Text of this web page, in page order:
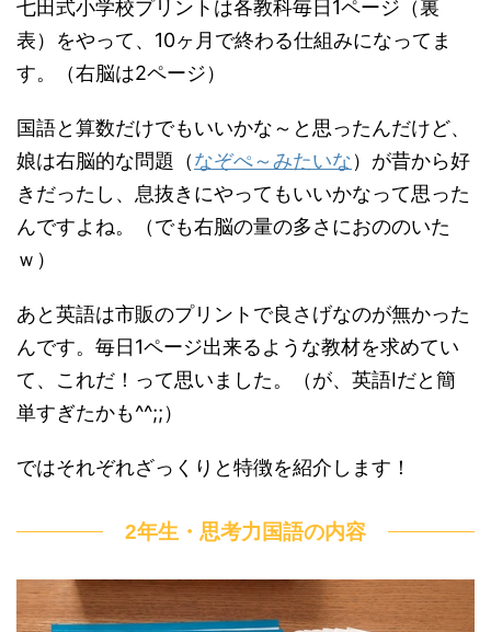
七田式小学校プリントは各教科毎日1ページ（裏
表）をやって、10ヶ月で終わる仕組みになってま
す。（右脳は2ページ）
国語と算数だけでもいいかな～と思ったんだけど、
娘は右脳的な問題（なぞぺ～みたいな）が昔から好
きだったし、息抜きにやってもいいかなって思った
んですよね。（でも右脳の量の多さにおののいた
ｗ）
あと英語は市販のプリントで良さげなのが無かった
んです。毎日1ページ出来るような教材を求めてい
て、これだ！って思いました。（が、英語Ⅰだと簡
単すぎたかも^^;;）
ではそれぞれざっくりと特徴を紹介します！
2年生・思考力国語の内容